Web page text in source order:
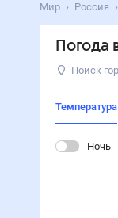
Мир Россия
Погода
Поиск
Температура
Ночь